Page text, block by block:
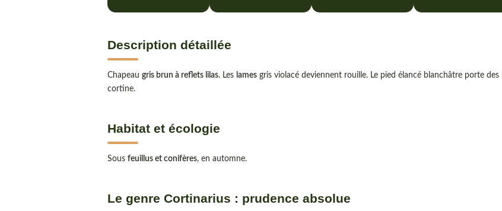
Description détaillée
Chapeau gris brun à reflets lilas. Les lames gris violacé deviennent rouille. Le pied élancé blanchâtre porte des
cortine.
Habitat et écologie
Sous feuillus et conifères, en automne.
Le genre Cortinarius : prudence absolue